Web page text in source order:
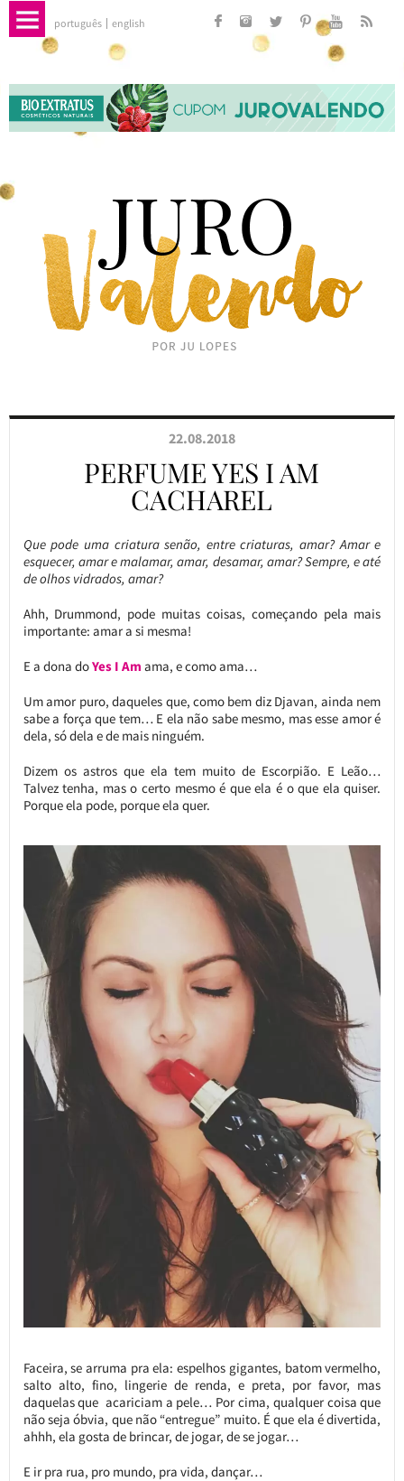
português english
22.08.2018
PERFUME YES I AM
CACHAREL
Que pode uma criatura senão, entre criaturas, amar? Amar e
esquecer, amar e malamar, amar, desamar, amar? Sempre, e até
de olhos vidrados, amar?
Ahh, Drummond, pode muitas coisas, começando pela mais
importante: amar a si mesma!
E a dona doYes I Am ama, e como ama…
Um amor puro, daqueles que, como bem diz Djavan, ainda nem
sabe a força que tem… E ela não sabe mesmo, mas esse amor é
dela, só dela e de mais ninguém.
Dizem os astros que ela tem muito de Escorpião. E Leão…
Talvez tenha, mas o certo mesmo é que ela é o que ela quiser.
Porque ela pode, porque ela quer.
Faceira, se arruma pra ela: espelhos gigantes, batom vermelho,
salto alto, fino, lingerie de renda, e preta, por favor, mas
daquelas que acariciam a pele… Por cima, qualquer coisa que
não seja óbvia, que não “entregue” muito. É que ela é divertida,
ahhh, ela gosta de brincar, de jogar, de se jogar…
E ir pra rua, pro mundo, pra vida, dançar…